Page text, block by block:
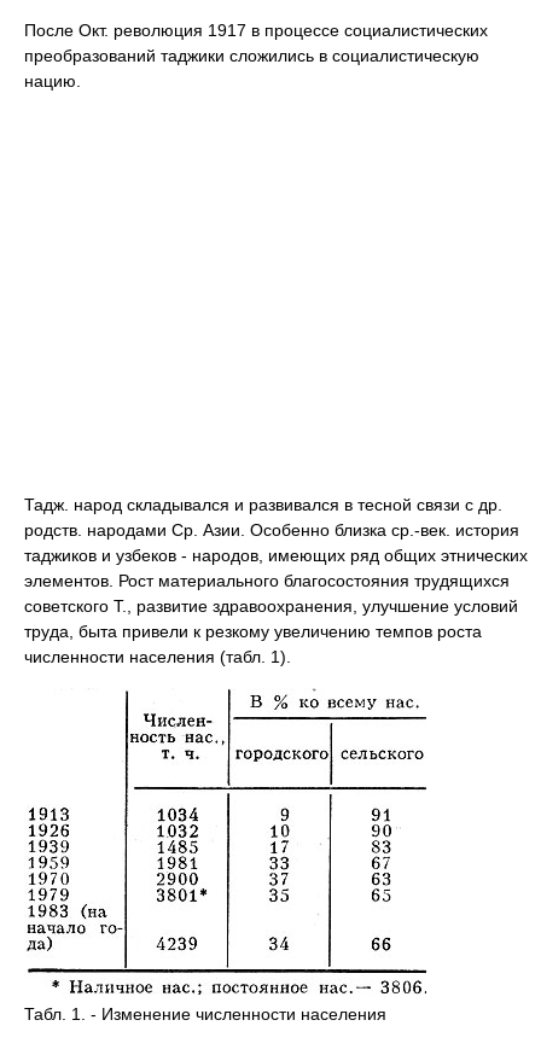
После Окт. революция 1917 в процессе социалистических
преобразований таджики сложились в социалистическую
нацию.
Тадж. народ складывался и развивался в тесной связи с др.
родств. народами Ср. Азии. Особенно близка ср.-век. история
таджиков и узбеков - народов, имеющих ряд общих этнических
элементов. Рост материального благосостояния трудящихся
советского Т., развитие здравоохранения, улучшение условий
труда, быта привели к резкому увеличению темпов роста
численности населения (табл. 1).
Табл. 1. - Изменение численности населения